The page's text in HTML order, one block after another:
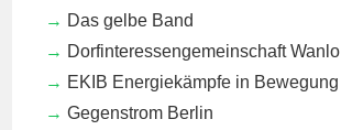
Das gelbe Band
Dorfinteressengemeinschaft Wanlo
EKIB Energiekämpfe in Bewegung
Gegenstrom Berlin